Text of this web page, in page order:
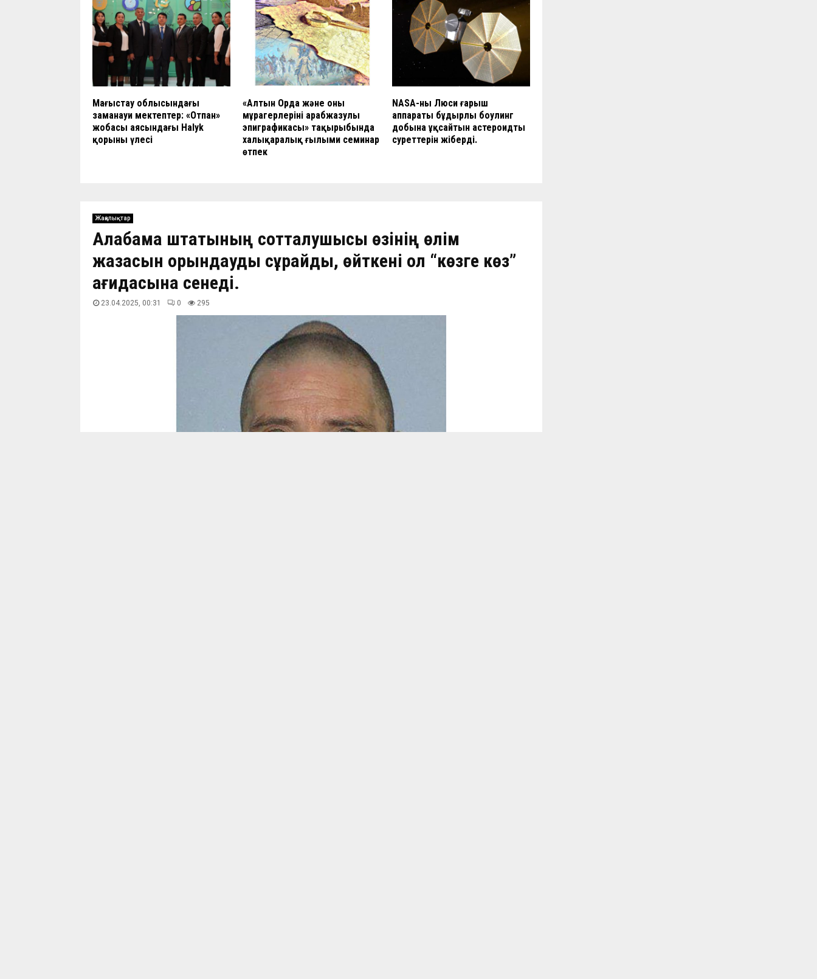
Маңғыстау облысындағы
заманауи мектептер: «Отпан»
жобасы аясындағы Нalyk
қорының үлесі
«Алтын Орда және оның
мұрагерлерінің арабжазулы
эпиграфикасы» тақырыбында
халықаралық ғылыми семинар
өтпек
NASA-ның Люси ғарыш
аппараты бұдырлы боулинг
добына ұқсайтын астероидтың
суреттерін жіберді.
Жаңалықтар
Алабама штатының сотталушысы өзінің өлім
жазасын орындауды сұрайды, өйткені ол “көзге көз”
қағидасына сенеді.
23.04.2025, 00:31 0 296